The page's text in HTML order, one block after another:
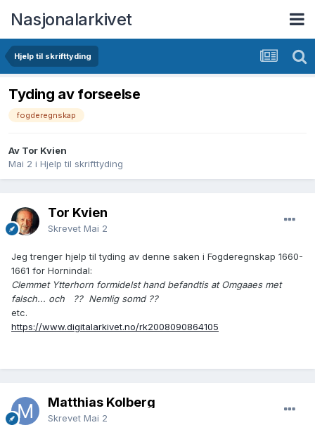
Nasjonalarkivet
Hjelp til skrifttyding
Tyding av forseelse
fogderegnskap
Av Tor Kvien
Mai 2 i Hjelp til skrifttyding
Tor Kvien
Skrevet Mai 2
Jeg trenger hjelp til tyding av denne saken i Fogderegnskap 1660-
1661 for Hornindal:
Clemmet Ytterhorn formidelst hand befandtis at Omgaaes met
falsch... och ?? Nemlig somd ??
etc.
https://www.digitalarkivet.no/rk2008090864105
Matthias Kolberg
Skrevet Mai 2